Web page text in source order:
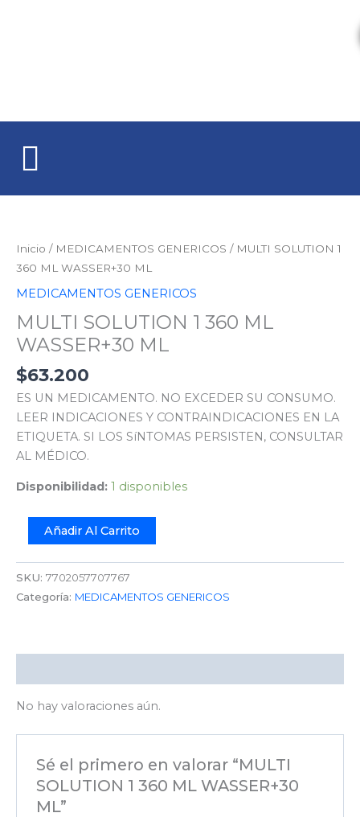
Inicio / MEDICAMENTOS GENERICOS / MULTI SOLUTION 1
360 ML WASSER+30 ML
MEDICAMENTOS GENERICOS
MULTI SOLUTION 1 360 ML
WASSER+30 ML
$63.200
ES UN MEDICAMENTO. NO EXCEDER SU CONSUMO.
LEER INDICACIONES Y CONTRAINDICACIONES EN LA
ETIQUETA. SI LOS SíNTOMAS PERSISTEN, CONSULTAR
AL MÉDICO.
Disponibilidad: 1 disponibles
1
360
WASSER+30
ML
cantidad
Añadir Al Carrito
SKU: 7702057707767
Categoría: MEDICAMENTOS GENERICOS
No hay valoraciones aún.
Sé el primero en valorar “MULTI
SOLUTION 1 360 ML WASSER+30
ML”